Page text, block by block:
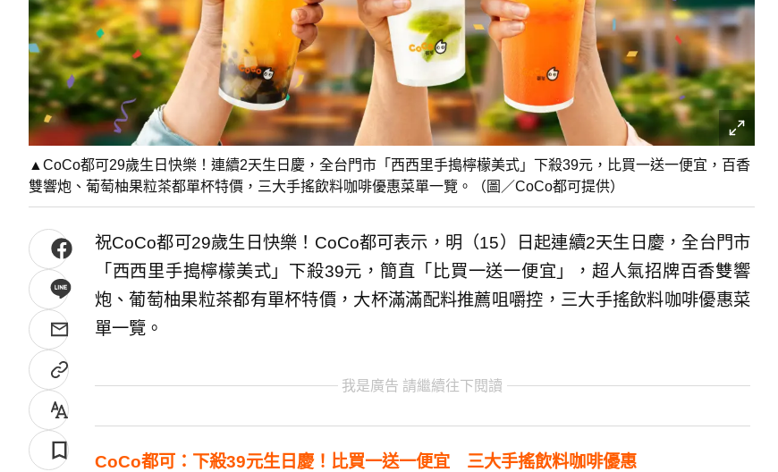
▲CoCo都可29歲生日快樂！連續2天生日慶，全台門市「西西里手搗檸檬美式」下殺39元，比買一送一便宜，百香
雙響炮、葡萄柚果粒茶都單杯特價，三大手搖飲料咖啡優惠菜單一覽。（圖／CoCo都可提供）
祝CoCo都可29歲生日快樂！CoCo都可表示，明（15）日起連續2天生日慶，全台門市
「西西里手搗檸檬美式」下殺39元，簡直「比買一送一便宜」，超人氣招牌百香雙響
炮、葡萄柚果粒茶都有單杯特價，大杯滿滿配料推薦咀嚼控，三大手搖飲料咖啡優惠菜
單一覽。
我是廣告 請繼續往下閱讀
CoCo都可：下殺39元生日慶！比買一送一便宜 三大手搖飲料咖啡優惠